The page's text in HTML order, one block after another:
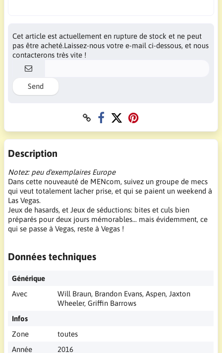
Cet article est actuellement en rupture de stock et ne peut
pas être acheté.Laissez-nous votre e-mail ci-dessous, et nous
contacterons très vite !
Send
Description
Notez: peu d'exemplaires Europe
Dans cette nouveauté de MENcom, suivez un groupe de mecs
qui veut totalement lacher prise, et qui se paient un weekend à
Las Vegas.
Jeux de hasards, et Jeux de séductions: bites et culs bien
préparés pour deux jours mémorables... mais évidemment, ce
qui se passe à Vegas, reste à Vegas !
Données techniques
Générique
Avec
Will Braun, Brandon Evans, Aspen, Jaxton
Wheeler, Griffin Barrows
Infos
Zone
toutes
Année
2016